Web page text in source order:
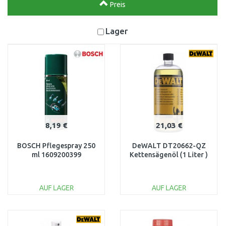
Preis
Lager
8,19 €
BOSCH Pflegespray 250
ml 1609200399
AUF LAGER
21,03 €
DeWALT DT20662-QZ
Kettensägenöl (1 Liter )
AUF LAGER